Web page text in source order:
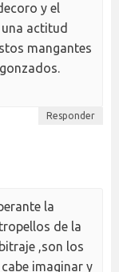
y el
actitud
mangantes
Responder
la
de la
,son los
imaginar y